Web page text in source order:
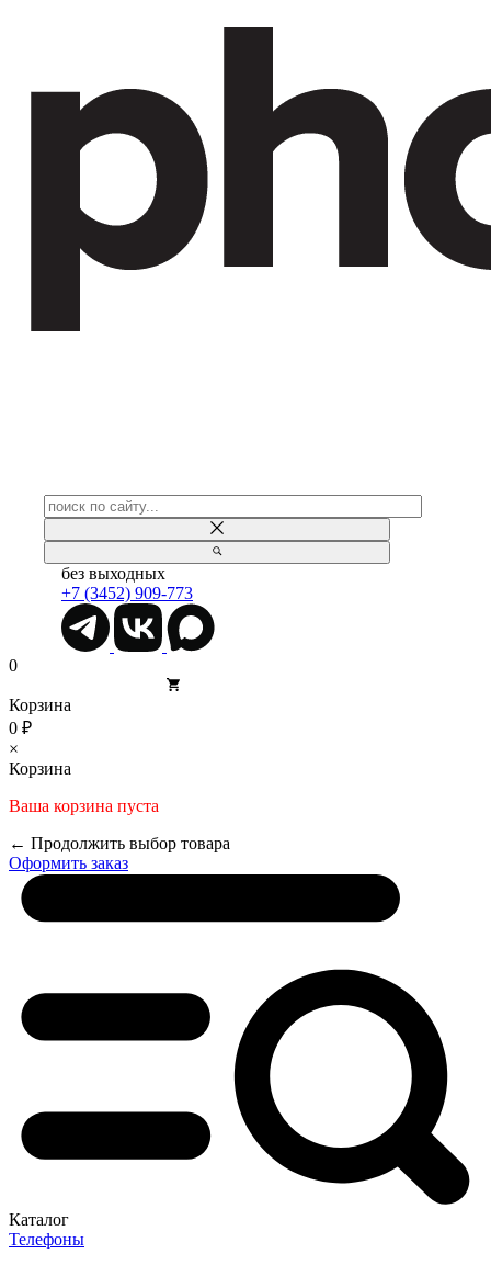
без выходных
+7 (3452) 909-773
0
Корзина
0 ₽
×
Корзина
Ваша корзина пуста
← Продолжить выбор товара
Оформить заказ
Каталог
Телефоны